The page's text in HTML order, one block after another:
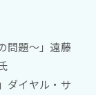
問題～」遠藤
ダイヤル・サ